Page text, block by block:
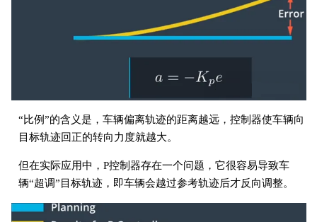
“比例”的含义是，车辆偏离轨迹的距离越远，控制器使车辆向
目标轨迹回正的转向力度就越大。
但在实际应用中，P控制器存在一个问题，它很容易导致车
辆“超调”目标轨迹，即车辆会越过参考轨迹后才反向调整。